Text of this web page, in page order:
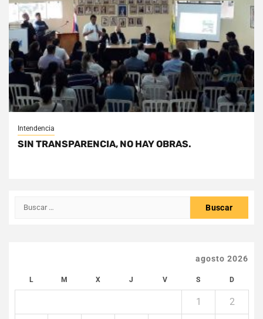
Intendencia
SIN TRANSPARENCIA, NO HAY OBRAS.
Buscar:
agosto 2026
L M X J V S D
1 2